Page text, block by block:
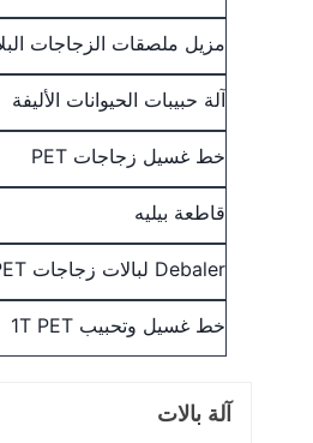
مزيل ملصقات الزجاجات
آلة حبيبات الحيوانات الأليفة
خط غسيل زجاجات PET
قاطعة بيليه
Debaler لبالات زجاجات PET
خط غسيل وتحبيب 1T PET
آلة بالات